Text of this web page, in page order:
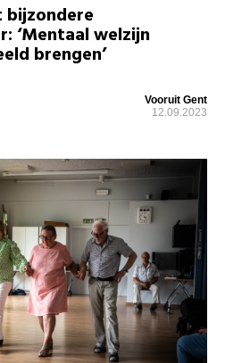
bijzondere
‘Mentaal welzijn
brengen’
Vooruit Gent
12.09.2023